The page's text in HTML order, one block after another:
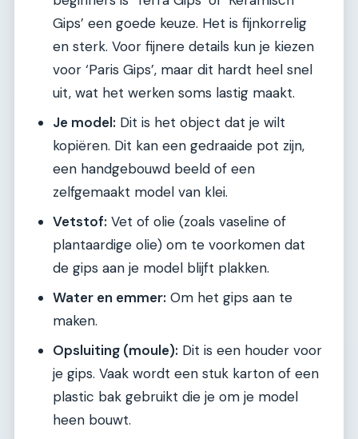
Gips’ een goede keuze. Het is fijnkorrelig
en sterk. Voor fijnere details kun je kiezen
voor ‘Paris Gips’, maar dit hardt heel snel
uit, wat het werken soms lastig maakt.
Je model: Dit is het object dat je wilt
kopiëren. Dit kan een gedraaide pot zijn,
een handgebouwd beeld of een
zelfgemaakt model van klei.
Vetstof: Vet of olie (zoals vaseline of
plantaardige olie) om te voorkomen dat
de gips aan je model blijft plakken.
Water en emmer: Om het gips aan te
maken.
Opsluiting (moule): Dit is een houder voor
je gips. Vaak wordt een stuk karton of een
plastic bak gebruikt die je om je model
heen bouwt.